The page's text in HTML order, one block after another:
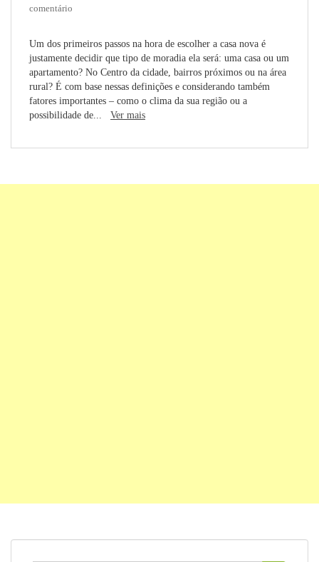
comentário
Um dos primeiros passos na hora de escolher a casa nova é
justamente decidir que tipo de moradia ela será: uma casa ou um
apartamento? No Centro da cidade, bairros próximos ou na área
rural? É com base nessas definições e considerando também
fatores importantes – como o clima da sua região ou a
possibilidade de... Ver mais